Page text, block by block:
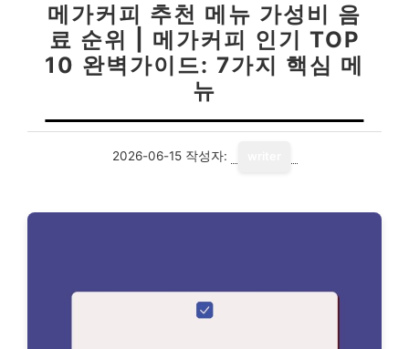
메가커피 추천 메뉴 가성비 음
료 순위 | 메가커피 인기 TOP
10 완벽가이드: 7가지 핵심 메
뉴
2026-06-15 작성자: